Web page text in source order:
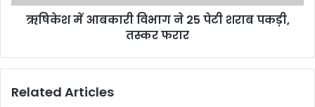
ऋषिकेश में आबकारी विभाग ने 25 पेटी शराब पकड़ी,
तस्कर फरार
Related Articles